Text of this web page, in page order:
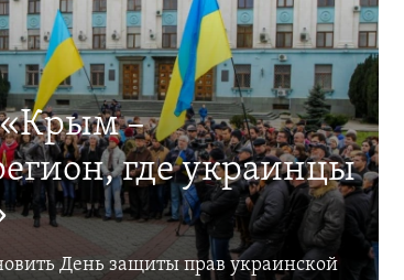
–
где украинцы
День защиты прав украинской